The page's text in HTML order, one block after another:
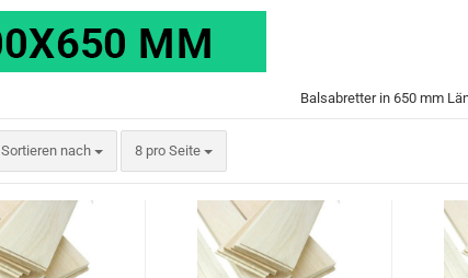
Balsabretter in 650 mm
Sortieren nach
Sortieren nach 8 pro Seite
pro Seite